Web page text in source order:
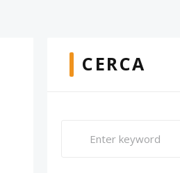
CERCA